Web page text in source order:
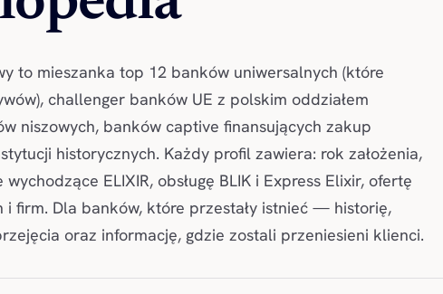
to mieszanka top 12 banków uniwersalnych (które
challenger banków UE z polskim oddziałem
niszowych, banków captive finansujących zakup
historycznych. Każdy profil zawiera: rok założenia,
ELIXIR, obsługę BLIK i Express Elixir, ofertę
i firm. Dla banków, które przestały istnieć — historię,
oraz informację, gdzie zostali przeniesieni klienci.